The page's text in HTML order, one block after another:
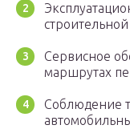
Сервисное
маршрутах
Соблюдение